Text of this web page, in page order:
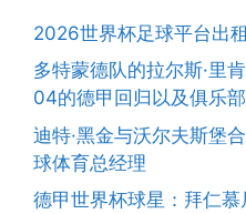
2026世界杯足球平台出
多特蒙德队的拉尔斯·里
04的德甲回归以及俱乐
迪特·黑金与沃尔夫斯堡
球体育总经理
德甲世界杯球星：拜仁慕